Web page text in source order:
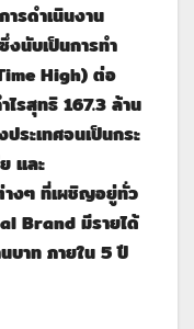
ารดำเนินงาน
นับเป็นการทำ
High) ต่อ
รสุทธิ 167.3 ล้าน
ระเทศจนเป็นกระ
และ
งๆ ที่เผชิญอยู่ทั่ว
Brand มีรายได้
าท ภายใน 5 ปี